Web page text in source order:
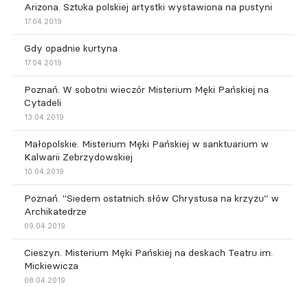
Arizona. Sztuka polskiej artystki wystawiona na pustyni
17.04.2019
Gdy opadnie kurtyna
17.04.2019
Poznań. W sobotni wieczór Misterium Męki Pańskiej na
Cytadeli
13.04.2019
Małopolskie. Misterium Męki Pańskiej w sanktuarium w
Kalwarii Zebrzydowskiej
10.04.2019
Poznań. "Siedem ostatnich słów Chrystusa na krzyżu" w
Archikatedrze
09.04.2019
Cieszyn. Misterium Męki Pańskiej na deskach Teatru im.
Mickiewicza
08.04.2019